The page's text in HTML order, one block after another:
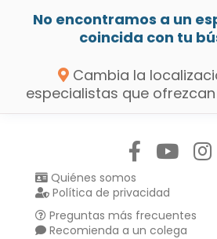
No encontramos a un
coincida con tu
Cambia la
especialistas que
Quiénes somos
Política de privacidad
Preguntas más frecuentes
Recomienda a un colega